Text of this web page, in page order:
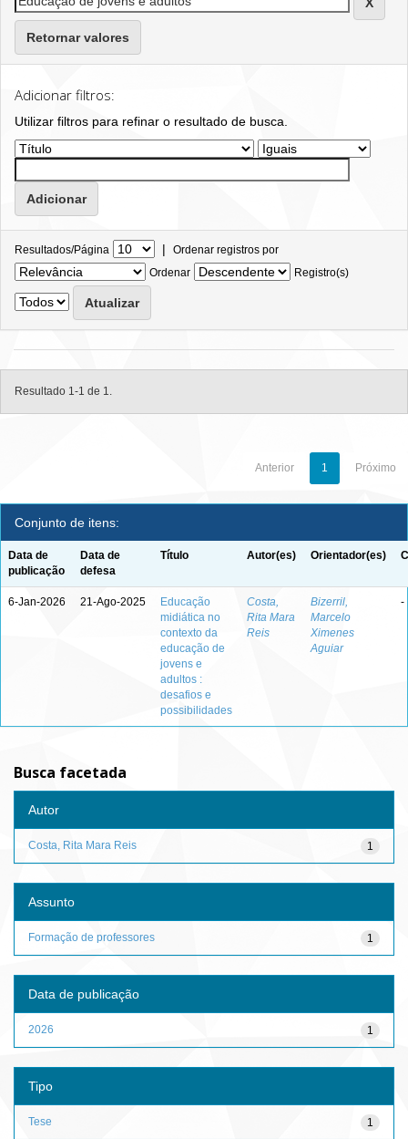
Retornar valores
Adicionar filtros:
Utilizar filtros para refinar o resultado de busca.
Resultados/Página | Ordenar registros por
Ordenar
Registro(s)
Resultado 1-1 de 1.
Anterior 1 Próximo
Conjunto de itens:
Data de
publicação
Data de
defesa
Título Autor(es) Orientador(es)
6-Jan-2026 21-Ago-2025
Educação
midiática no
contexto da
educação de
jovens e
adultos :
desafios e
possibilidades
Costa,
Rita Mara
Reis
Bizerril,
Marcelo
Ximenes
Aguiar
-
Busca facetada
Autor
1
Costa, Rita Mara Reis
Assunto
1
Formação de professores
Data de publicação
1
2026
Tipo
1
Tese